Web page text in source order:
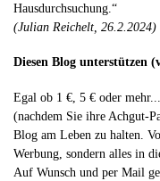
Hausdurchsuchung.“
(Julian Reichelt, 26.2.2024)
Diesen Blog unterstützen
Egal ob 1 €, 5 € oder
(nachdem Sie ihre Achgut-
Blog am Leben zu halten.
Werbung, sondern alles in
Auf Wunsch und per Mail